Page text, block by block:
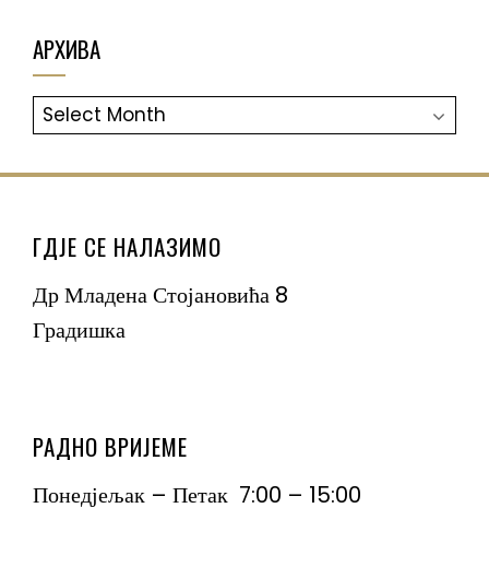
АРХИВА
АРХИВА
ГДЈЕ СЕ НАЛАЗИМО
Др Младена Стојановића 8
Градишка
РАДНО ВРИЈЕМЕ
Понедјељак – Петак 7:00 – 15:00